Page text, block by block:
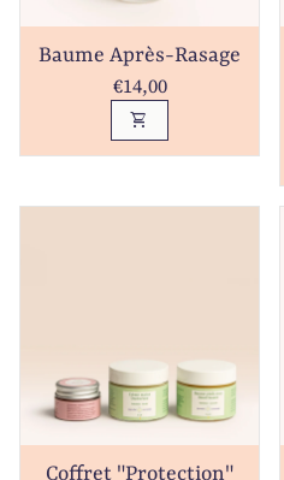
Baume Après-Rasage
Prix normal
€14,00
shopping_cart
Coffret "Protection"